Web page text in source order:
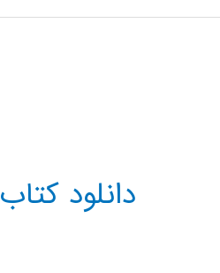
دانلود کتاب NEURAL NETWORK IN PYTHON